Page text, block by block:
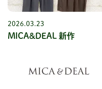
2026.03.23
MICA&DEAL 新作